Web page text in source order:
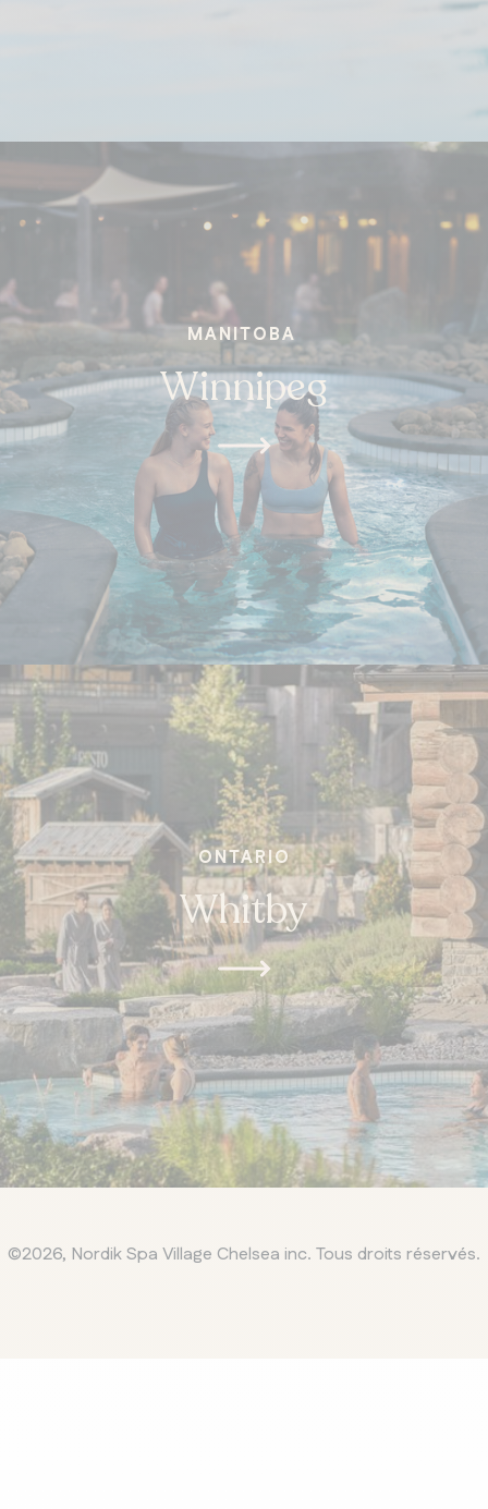
MANITOBA
Winnipeg
ONTARIO
Whitby
©2026, Nordik Spa Village Chelsea inc. Tous droits réservés.